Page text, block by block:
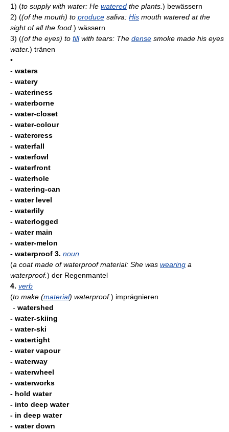
1) (to supply with water: He watered the plants. ) bewässern
2) ((of the mouth) to produce saliva: His mouth watered at the
sight of all the food. ) wässern
3) ((of the eyes) to fillwith tears: The dense smoke made his eyes
water.) tränen
•
- waters
- watery
- wateriness
- waterborne
- water-closet
- water-colour
- watercress
- waterfall
- waterfowl
- waterfront
- waterhole
- watering-can
- water level
- waterlily
- waterlogged
- water main
- water-melon
- waterproof 3. noun
(a coat made of waterproof material: She was wearing a
waterproof.) der Regenmantel
4. verb
(to make (material) waterproof.) imprägnieren
- watershed
- water-skiing
- water-ski
- watertight
- water vapour
- waterway
- waterwheel
- waterworks
- hold water
- into deep water
- in deep water
- water down